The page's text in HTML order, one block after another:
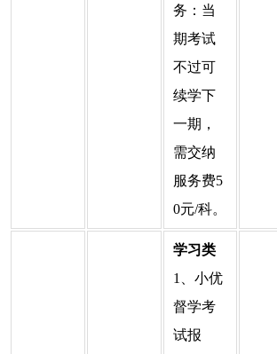
务：当
期考试
不过可
续学下
一期，
需交纳
服务费5
0元/科。
学习类
1、小优
督学考
试报